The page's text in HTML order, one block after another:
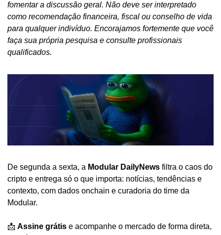
fomentar a discussão geral. Não deve ser interpretado
como recomendação financeira, fiscal ou conselho de vida
para qualquer indivíduo. Encorajamos fortemente que você
faça sua própria pesquisa e consulte profissionais
qualificados.
De segunda a sexta, a Modular DailyNews filtra o caos do
cripto e entrega só o que importa: notícias, tendências e
contexto, com dados onchain e curadoria do time da
Modular.
📩 Assine grátis e acompanhe o mercado de forma direta,